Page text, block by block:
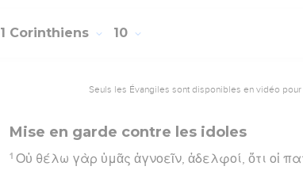
1 Corinthiens 10
Seuls les Évangiles sont disponibles en vidéo pour
Mise en garde contre les idoles
1 Οὐ θέλω γὰρ ὑμᾶς ἀγνοεῖν, ἀδελφοί, ὅτι οἱ